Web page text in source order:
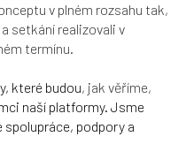
v plném rozsahu tak,
setkání realizovali v
termínu.
které budou, jak věříme,
naší platformy. Jsme
podpory a